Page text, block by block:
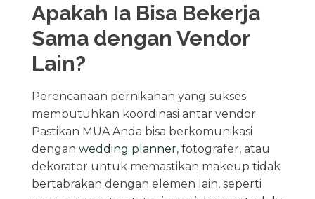
Apakah Ia Bisa Bekerja
Sama dengan Vendor
Lain?
Perencanaan pernikahan yang sukses
membutuhkan koordinasi antar vendor.
Pastikan MUA Anda bisa berkomunikasi
dengan wedding planner, fotografer, atau
dekorator untuk memastikan makeup tidak
bertabrakan dengan elemen lain, seperti